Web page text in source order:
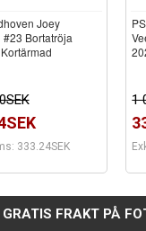
Joey
#23 Bortatröja
333.24SEK
1
FRAKT PÅ